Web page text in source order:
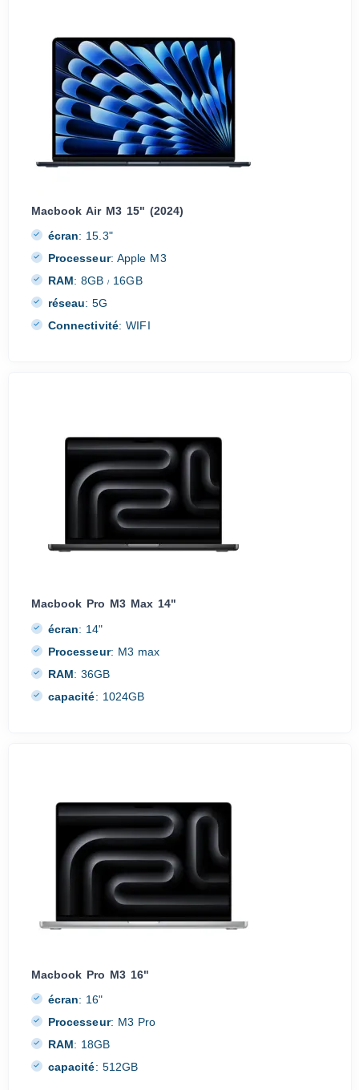
Macbook Air M3 15" (2024)
écran: 15.3"
Processeur: Apple M3
RAM: 8GB/ 16GB
réseau: 5G
Connectivité: WIFI
Macbook Pro M3 Max 14"
écran: 14"
Processeur: M3 max
RAM: 36GB
capacité: 1024GB
Macbook Pro M3 16"
écran: 16"
Processeur: M3 Pro
RAM: 18GB
capacité: 512GB